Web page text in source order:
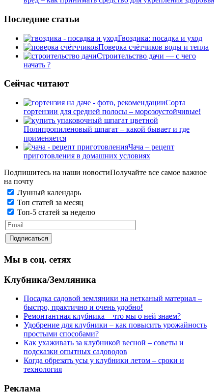
Последние статьи
Гвоздика: посадка и уход
Поверка счётчиков воды и тепла
Строительство дачи — с чего
начать ?
Сейчас читают
Сорта
гортензии для средней полосы – морозоустойчивые!
Полипропиленовый шпагат – какой бывает и где
применяется
Чача – рецепт
приготовления в домашних условиях
Подпишитесь на наши новостиПолучайте все самое важное
на почту
Лунный календарь
Топ статей за месяц
Топ-5 статей за неделю
Мы в соц. сетях
Клубника/Земляника
Посадка садовой земляники на нетканый материал –
быстро, практично и очень удобно!
Ремонтантная клубника – что мы о ней знаем?
Удобрение для клубники – как повысить урожайность
простыми способами?
Как ухаживать за клубникой весной – советы и
подсказки опытных садоводов
Когда обрезать усы у клубники летом – сроки и
технология
Реклама